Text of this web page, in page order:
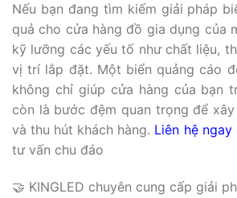
Nếu bạn đang tìm kiếm giải pháp
quả cho cửa hàng đồ gia dụng của
kỹ lưỡng các yếu tố như chất liệu,
vị trí lắp đặt. Một biển quảng cáo
không chỉ giúp cửa hàng của bạn
còn là bước đệm quan trọng để
và thu hút khách hàng. Liên hệ ngay
tư vấn chu đáo
🤝 KINGLED chuyên cung cấp giải